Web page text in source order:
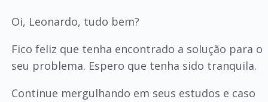
Oi, Leonardo, tudo bem?
Fico feliz que tenha encontrado a solução para o
seu problema. Espero que tenha sido tranquila.
Continue mergulhando em seus estudos e caso